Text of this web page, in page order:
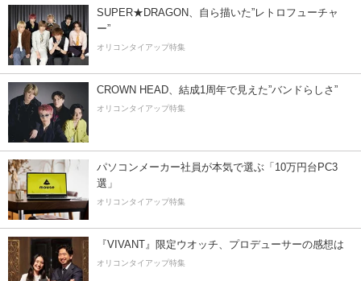
SUPER★DRAGON、自ら描いた”レトロフューチャ
ー”
オリコンタイアップ特集
CROWN HEAD、結成1周年で見えた”バンドらしさ”
オリコンタイアップ特集
パソコンメーカー社員が本気で選ぶ「10万円台PC3
選」
オリコンタイアップ特集
『VIVANT』限定ウオッチ、プロデューサーの感想は
オリコンタイアップ特集